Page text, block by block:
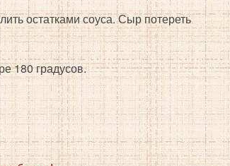
остатками соуса. Сыр потереть
180 градусов.